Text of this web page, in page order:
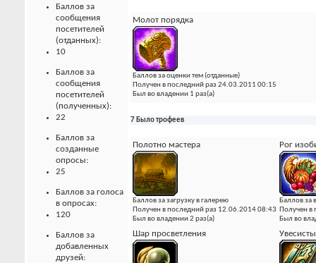
Баллов за
сообщения
посетителей
(отданных):
10
Баллов за
сообщения
посетителей
(полученных):
22
Баллов за
созданные
опросы:
25
Баллов за голоса
в опросах:
120
Баллов за
добавленных
друзей:
Молот порядка
Баллов за оценки тем (отданные)
Получен в последний раз 24.03.2011 00:15
Был во владении 1 раз(а)
7 Было трофеев
Полотно мастера
Баллов за загрузку в галерею
Получен в последний раз 12.06.2014 08:43
Был во владении 2 раз(а)
Рог
Баллов за
Получен в
Был во
Шар просветления